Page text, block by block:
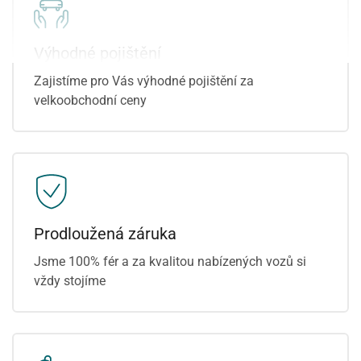
tónovaná skla
venkovní teploměr
Výhodné pojištění
Zajistíme pro Vás výhodné pojištění za
velkoobchodní ceny
Prodloužená záruka
Jsme 100% fér a za kvalitou nabízených vozů si
vždy stojíme